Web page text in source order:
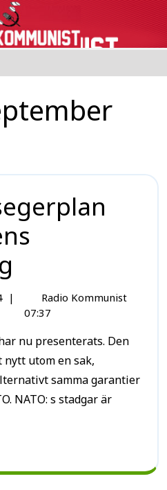
|
Radio Kommunist
07:37
utom en sak,
samma garantier
NATO: s stadgar är